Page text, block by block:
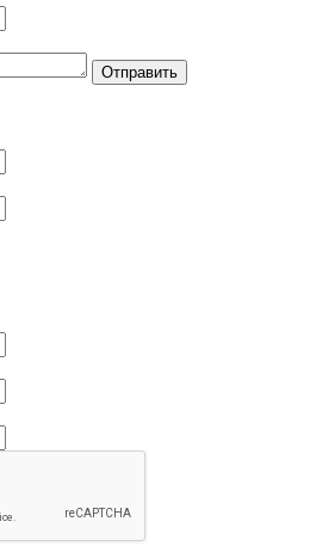
Отправить